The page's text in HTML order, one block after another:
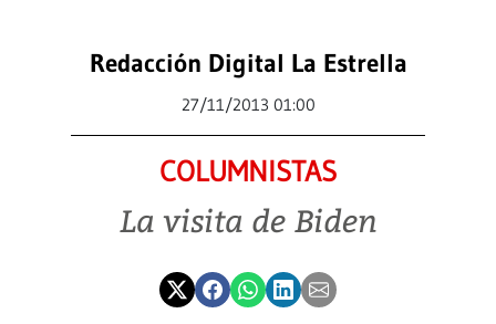
Redacción Digital La Estrella
27/11/2013 01:00
COLUMNISTAS
La visita de Biden